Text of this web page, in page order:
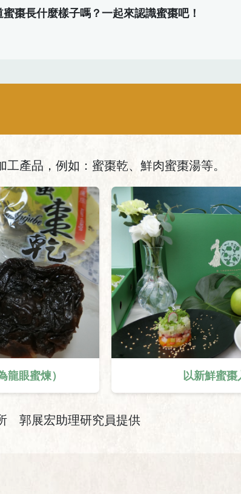
棗長什麼樣子嗎？一起來認識蜜棗吧！
產品，例如：蜜棗乾、鮮肉蜜棗湯等。
眼蜜煉） 以新鮮蜜
郭展宏助理研究員提供